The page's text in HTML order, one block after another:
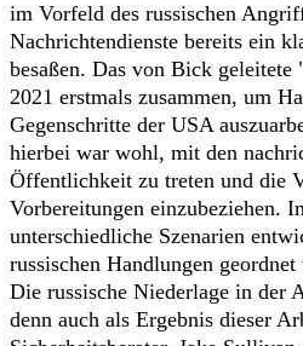
im Vorfeld des russischen
Nachrichtendienste bereits ein
besaßen. Das von Bick
2021 erstmals zusammen, um
Gegenschritte der USA
hierbei war wohl, mit den
Öffentlichkeit zu treten und die
Vorbereitungen einzubeziehen.
unterschiedliche Szenarien
russischen Handlungen
Die russische Niederlage in der
denn auch als Ergebnis dieser